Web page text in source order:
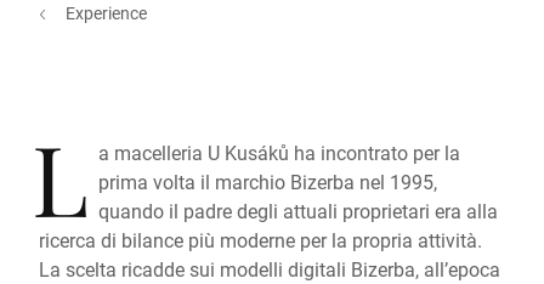
Experience
L a macelleria U Kusáků ha incontrato per la
prima volta il marchio Bizerba nel 1995,
quando il padre degli attuali proprietari era alla
ricerca di bilance più moderne per la propria attività.
La scelta ricadde sui modelli digitali Bizerba, all’epoca